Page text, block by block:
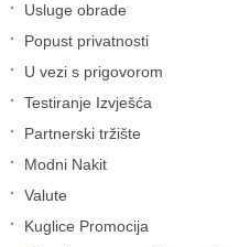
Usluge obrade
Popust privatnosti
U vezi s prigovorom
Testiranje Izvješća
Partnerski tržište
Modni Nakit
Valute
Kuglice Promocija